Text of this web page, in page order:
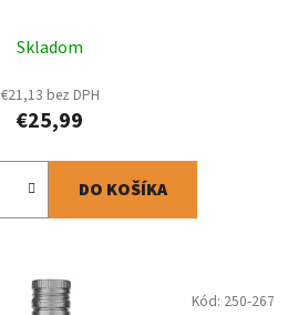
Skladom
€21,13 bez DPH
€25,99
DO KOŠÍKA
Kód: 250-267